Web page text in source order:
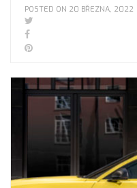
POSTED ON 20 BŘEZNA, 2022